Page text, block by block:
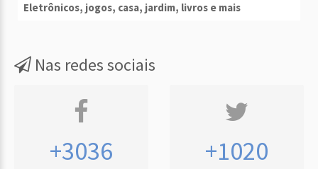
Eletrônicos, jogos, casa, jardim, livros e mais
Nas redes sociais
+3036 +1020